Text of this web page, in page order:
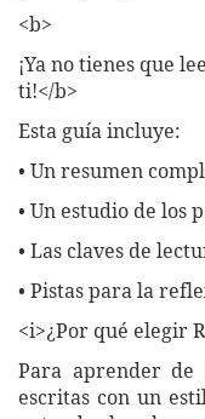
<b>
¡Ya no tienes que
ti!</b>
Esta guía incluye:
• Un resumen
• Un estudio de los
• Las claves de
• Pistas para la
<i>¿Por qué elegir
Para aprender de
escritas con un